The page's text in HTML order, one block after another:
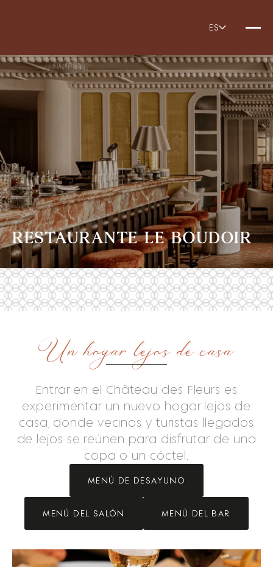
ES
RESTAURANTE LE BOUDOIR
Un hogar lejos de casa
Entrar en el Château des Fleurs es
experimentar un nuevo hogar lejos de
casa, donde vecinos y turistas llegados
de lejos se reúnen para disfrutar de una
copa o un cóctel.
MENÚ DE DESAYUNO
MENÚ DEL SALÓN MENÚ DEL BAR